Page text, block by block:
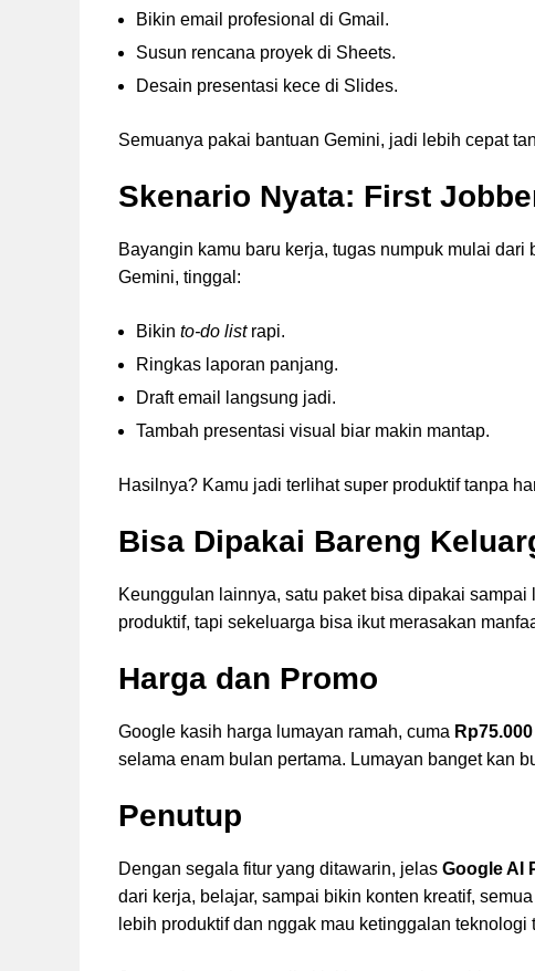
Bikin email profesional di Gmail.
Susun rencana proyek di Sheets.
Desain presentasi kece di Slides.
Semuanya pakai bantuan Gemini, jadi lebih cepat
Skenario Nyata: First
Bayangin kamu baru kerja, tugas numpuk mulai
Gemini, tinggal:
Bikin to-do listrapi.
Ringkas laporan panjang.
Draft email langsung jadi.
Tambah presentasi visual biar makin mantap.
Hasilnya? Kamu jadi terlihat super produktif tanpa
Bisa Dipakai Bareng
Keunggulan lainnya, satu paket bisa dipakai
produktif, tapi sekeluarga bisa ikut merasakan
Harga dan Promo
Google kasih harga lumayan ramah, cuma
selama enam bulan pertama. Lumayan banget kan
Penutup
Dengan segala fitur yang ditawarin, jelas Google AI
dari kerja, belajar, sampai bikin konten kreatif,
lebih produktif dan nggak mau ketinggalan